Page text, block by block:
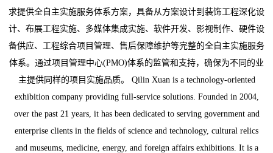
求提供全自主实施服务体系方案，具备从方案设计到装饰工程深化设
计、布展工程实施、多媒体集成实施、软件开发、影视制作、硬件设
备供应、工程综合项目管理、售后保障维护等完整的全自主实施服务
体系。通过项目管理中心(PMO)体系的监管和支持，确保为不同的业
主提供同样的项目实施品质。 Qilin Xuan is a technology-oriented
exhibition company providing full-service solutions. Founded in 2004,
over the past 21 years, it has been dedicated to serving government and
enterprise clients in the fields of science and technology, cultural relics
and museums, medicine, energy, and foreign affairs exhibitions. It is a